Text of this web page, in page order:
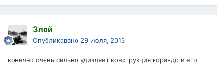
Злой
Опубликовано 29 июля, 2013
конечно очень сильно удивляет конструкция корандо и его